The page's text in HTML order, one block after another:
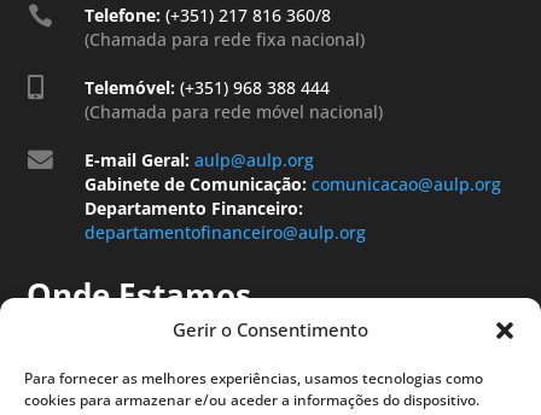
Gerir o Consentimento
Para fornecer as melhores experiências, usamos tecnologias como
cookies para armazenar e/ou aceder a informações do dispositivo.
 Telefone: (+351) 217 816 360/8
(Chamada para rede fixa nacional)
Telemóvel: (+351) 968 388 444
(Chamada para rede móvel nacional)
 E-mail Geral: aulp@aulp.org
Gabinete de Comunicação: comunicacao@aulp.org
Departamento Financeiro:
departamentofinanceiro@aulp.org
Onde Estamos